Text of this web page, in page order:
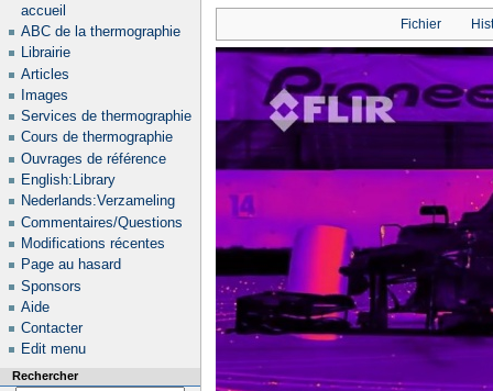
Fichier
accueil
ABC de la thermographie
Librairie
Articles
Images
Services de thermographie
Cours de thermographie
Ouvrages de référence
English:Library
Nederlands:Verzameling
Commentaires/Questions
Modifications récentes
Page au hasard
Sponsors
Aide
Contacter
Edit menu
Rechercher